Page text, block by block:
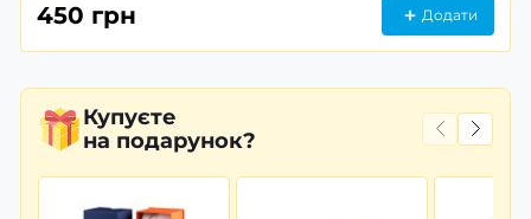
450 грн Додати
Купуєте
на подарунок?